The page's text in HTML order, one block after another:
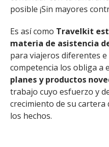
posible ¡Sin mayores
Es así como Travelkit
materia de asistencia
para viajeros diferentes
competencia los obliga a
planes y productos
trabajo cuyo esfuerzo y
crecimiento de su cartera
los hechos.